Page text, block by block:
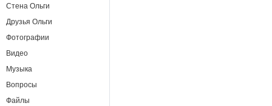
Стена Ольги
Друзья Ольги
Фотографии
Видео
Музыка
Вопросы
Файлы